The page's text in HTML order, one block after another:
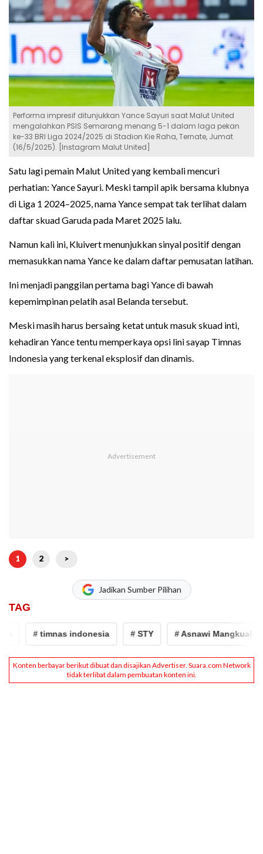
Performa impresif ditunjukkan Yance Sayuri saat Malut United
mengalahkan PSIS Semarang menang 5-1 dalam laga pekan
ke-33 BRI Liga 2024/2025 di Stadion Kie Raha, Ternate, Jumat
(16/5/2025). [Instagram Malut United]
Satu lagi pemain Malut United yang kembali mencuri
perhatian: Yance Sayuri. Meski tampil apik bersama klubnya
di Liga 1 2024–2025, nama Yance sempat tak terlihat dalam
daftar skuad Garuda pada Maret 2025 lalu.
Namun kali ini, Kluivert menunjukkan sinyal positif dengan
memasukkan nama Yance ke dalam daftar pemusatan latihan.
Ini menjadi panggilan pertama bagi Yance di bawah
kepemimpinan pelatih asal Belanda tersebut.
Meski masih harus bersaing ketat untuk masuk skuad inti,
kehadiran Yance tentu memperkaya opsi lini sayap Timnas
Indonesia yang terkenal eksplosif dan dinamis.
1 2 >
Jadikan Sumber Pilihan
TAG
# timnas indonesia # STY # Asnawi Mangkualam